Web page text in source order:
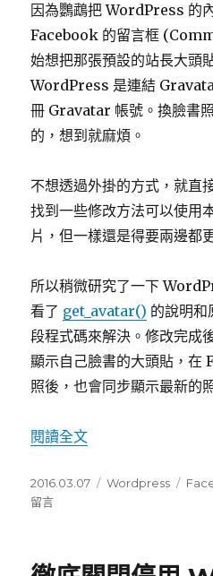
因為鸚鵡把 WordPress 的
Facebook 的留言框
始想把那張預設的站長大頭
WordPress 是連結
冊 Gravatar 帳號。換臉書
的，想到就麻煩。
不想透過外掛的方式，就直
找到一些修改方法可以使用
片，但一樣還是得要兩邊都
所以稍微研究了一下
看了 get_avatar() 的說明和
段程式碼來解決。修改完成
顯示自己臉書的大頭貼，在
照後，也會同步顯示最新的
閱讀全文
發
佈
2016.03.07
分
Wordpress
標
留言